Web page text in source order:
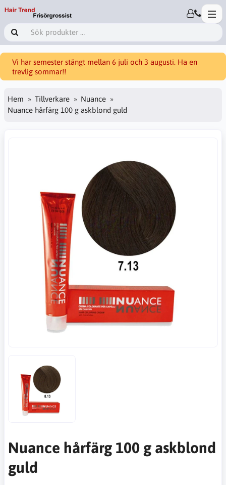
Vi har semester stängt mellan 6 juli och 3 augusti. Ha en
trevlig sommar!!
Hem Tillverkare
Nuance
Nuance hårfärg 100 g askblond guld
Nuance hårfärg 100 g askblond
guld